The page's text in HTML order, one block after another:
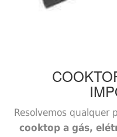
Resolvemos qualquer
cooktop a gás,